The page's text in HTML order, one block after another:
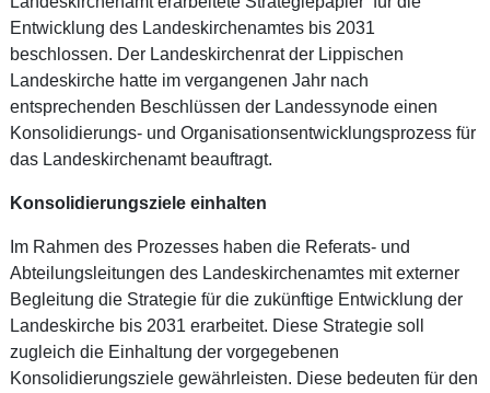
Entwicklung des Landeskirchenamtes bis 2031
beschlossen. Der Landeskirchenrat der Lippischen
Landeskirche hatte im vergangenen Jahr nach
entsprechenden Beschlüssen der Landessynode einen
Konsolidierungs- und Organisationsentwicklungsprozess für
das Landeskirchenamt beauftragt.
Konsolidierungsziele einhalten
Im Rahmen des Prozesses haben die Referats- und
Abteilungsleitungen des Landeskirchenamtes mit externer
Begleitung die Strategie für die zukünftige Entwicklung der
Landeskirche bis 2031 erarbeitet. Diese Strategie soll
zugleich die Einhaltung der vorgegebenen
Konsolidierungsziele gewährleisten. Diese bedeuten für den